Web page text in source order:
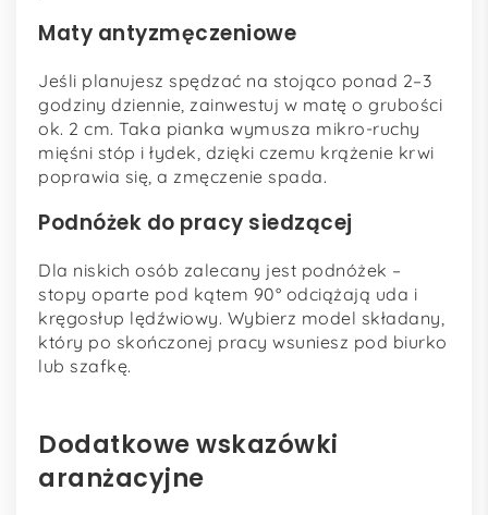
Maty antyzmęczeniowe
Jeśli planujesz spędzać na stojąco ponad 2–3
godziny dziennie, zainwestuj w matę o grubości
ok. 2 cm. Taka pianka wymusza mikro-ruchy
mięśni stóp i łydek, dzięki czemu krążenie krwi
poprawia się, a zmęczenie spada.
Podnóżek do pracy siedzącej
Dla niskich osób zalecany jest podnóżek –
stopy oparte pod kątem 90° odciążają uda i
kręgosłup lędźwiowy. Wybierz model składany,
który po skończonej pracy wsuniesz pod biurko
lub szafkę.
Dodatkowe wskazówki
aranżacyjne